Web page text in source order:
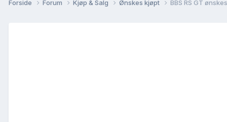
Forside Forum Kjøp & Salg Ønskes kjøpt BBS RS GT